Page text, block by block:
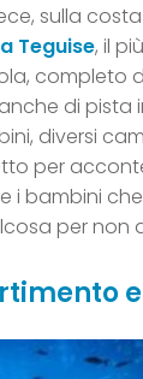
sulla
Teguise, il
completo
di pista
diversi
per
i bambini
per non